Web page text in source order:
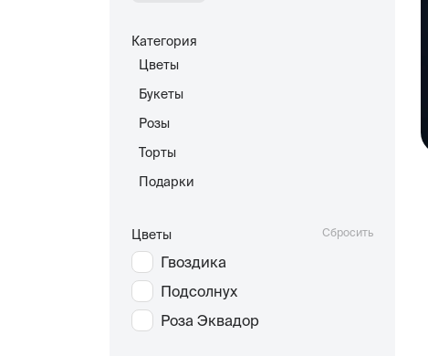
Категория
Цветы
Букеты
Розы
Торты
Подарки
Цветы Сбросить
Гвоздика
Подсолнух
Роза Эквадор